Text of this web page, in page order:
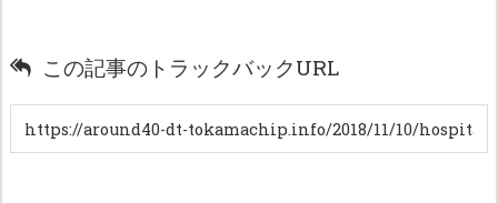
この記事のトラックバックURL